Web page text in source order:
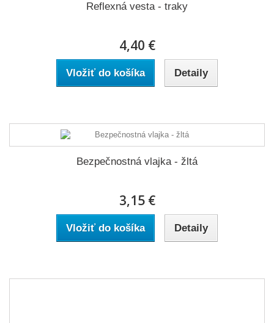
Reflexná vesta - traky
4,40 €
Vložiť do košíka Detaily
Bezpečnostná vlajka - žltá
3,15 €
Vložiť do košíka Detaily